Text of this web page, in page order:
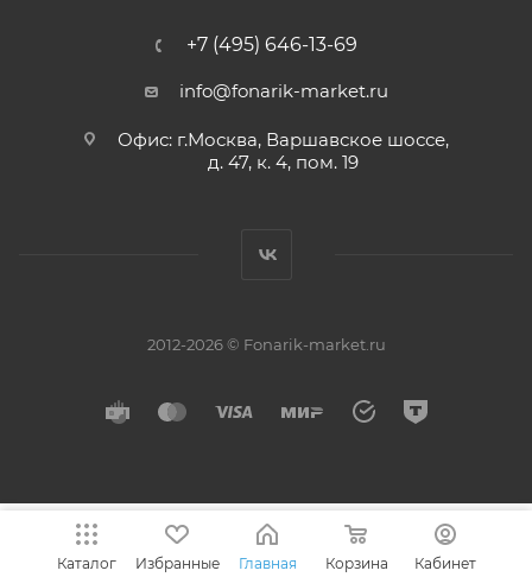
+7 (495) 646-13-69
info@fonarik-market.ru
Офис: г.Москва, Варшавское шоссе,
д. 47, к. 4, пом. 19
2012-2026 © Fonarik-market.ru
Каталог Избранные Главная Корзина Кабинет